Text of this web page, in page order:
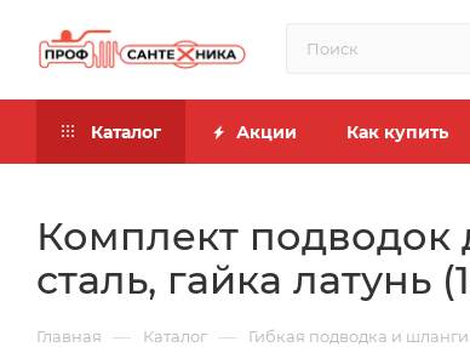
Каталог Акции Как купить
Комплект подводок
сталь, гайка латунь
Главная — Каталог — Гибкая подводка и шланги